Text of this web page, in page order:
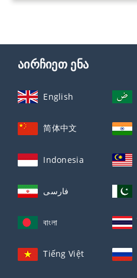
აირჩიეთ ენა
English
简体中文
Indonesia
فارسی
বাংলা
Tiếng Việt